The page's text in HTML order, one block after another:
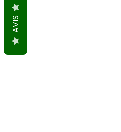
AVIS